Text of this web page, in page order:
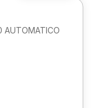
AUTOMATICO